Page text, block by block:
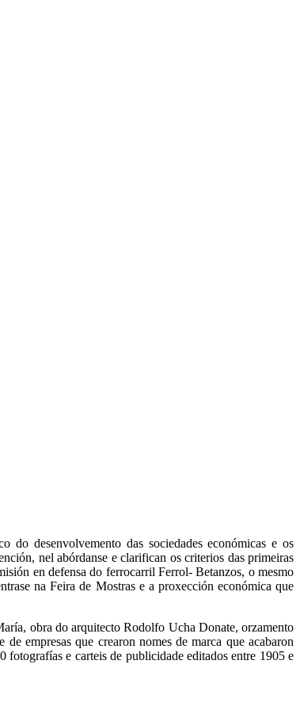
desenvolvemento das sociedades económicas e os
nel abórdanse e clarifican os criterios das primeiras
en defensa do ferrocarril Ferrol- Betanzos, o mesmo
na Feira de Mostras e a proxección económica que
obra do arquitecto Rodolfo Ucha Donate, orzamento
empresas que crearon nomes de marca que acabaron
e carteis de publicidade editados entre 1905 e